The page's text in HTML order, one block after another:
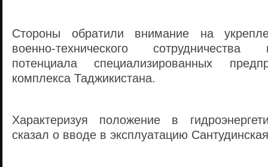
Стороны обратили внимание на
военно-технического
потенциала специализированных
комплекса Таджикистана.
Характеризуя положение в
сказал о вводе в эксплуатацию